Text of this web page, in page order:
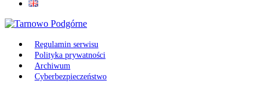
Regulamin serwisu
Polityka prywatności
Archiwum
Cyberbezpieczeństwo